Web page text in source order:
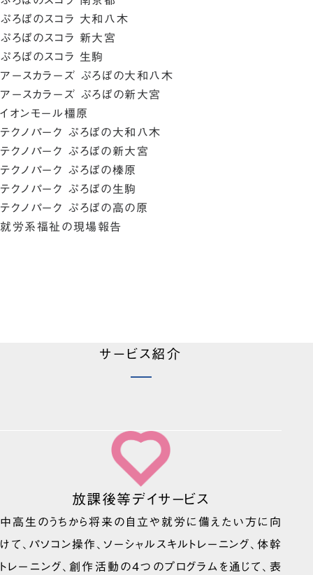
ぷろぼのスコラ 大和八木
ぷろぼのスコラ 新大宮
ぷろぼのスコラ 生駒
アースカラーズ ぷろぼの大和八木
アースカラーズ ぷろぼの新大宮
イオンモール橿原
テクノパーク ぷろぼの大和八木
テクノパーク ぷろぼの新大宮
テクノパーク ぷろぼの榛原
テクノパーク ぷろぼの生駒
テクノパーク ぷろぼの高の原
就労系福祉の現場報告
サービス紹介
放課後等デイサービス
中高生のうちから将来の自立や就労に備えたい方に向
けて、パソコン操作、ソーシャルスキルトレーニング、体幹
トレーニング、創作活動の4つのプログラムを通じて、表